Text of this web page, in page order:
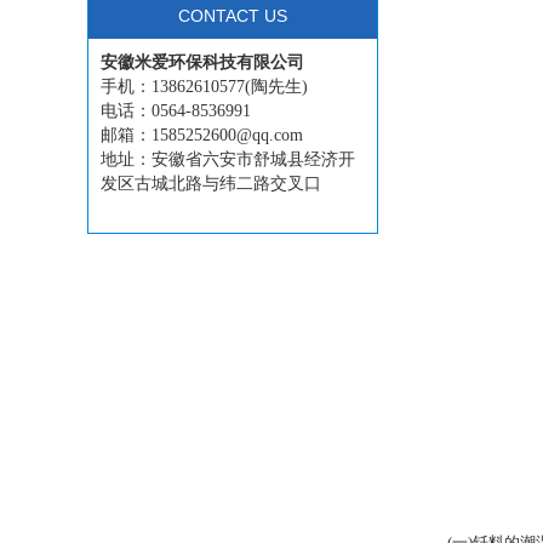
CONTACT US
安徽米爱环保科技有限公司
手机：13862610577(陶先生)
电话：0564-8536991
邮箱：1585252600@qq.com
地址：安徽省六安市舒城县经济开
发区古城北路与纬二路交叉口